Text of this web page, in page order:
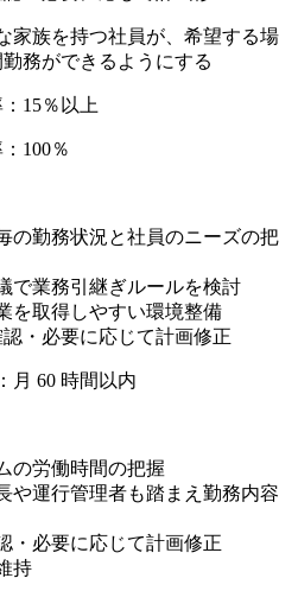
家族を持つ社員が、希望する場
務ができるようにする
15％以上
100％
の勤務状況と社員のニーズの把
で業務引継ぎルールを検討
を取得しやすい環境整備
・必要に応じて計画修正
月 60 時間以内
の労働時間の把握
や運行管理者も踏まえ勤務内容
・必要に応じて計画修正
持